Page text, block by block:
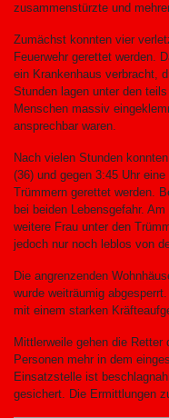
zusammenstürzte und
Zumächst konnten vier
Feuerwehr gerettet werden.
ein Krankenhaus verbracht,
Stunden lagen unter den
Menschen massiv
ansprechbar waren.
Nach vielen Stunden
(36) und gegen 3:45 Uhr
Trümmern gerettet werden.
bei beiden Lebensgefahr.
weitere Frau unter den
jedoch nur noch leblos von
Die angrenzenden
wurde weiträumig
mit einem starken
Mittlerweile gehen die
Personen mehr in dem
Einsatzstelle ist
gesichert. Die Ermittlungen